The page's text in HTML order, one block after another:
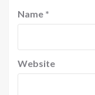
Name *
Website